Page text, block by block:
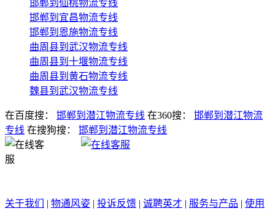
邯郸到仙桃物流专线
邯郸到宜昌物流专线
邯郸到恩施物流专线
曲周县到武汉物流专线
曲周县到十堰物流专线
曲周县到黄石物流专线
魏县到武汉物流专线
在百度搜： 邯郸到潜江物流专线 在360搜：
邯郸到潜江物流
专线 在搜狗搜： 邯郸到潜江物流专线
关于我们 | 物通风姿 | 投诉反馈 | 诚聘英才 | 服务与产品 | 使用